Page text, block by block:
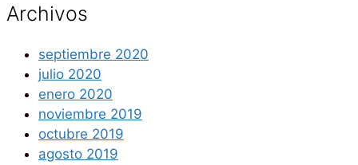
Archivos
septiembre 2020
julio 2020
enero 2020
noviembre 2019
octubre 2019
agosto 2019